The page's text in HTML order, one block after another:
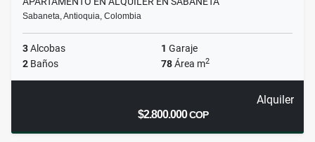
Sabaneta, Antioquia, Colombia
3Alcobas 1 Garaje
2 Baños 78Área m2
Alquiler
$2.800.000COP